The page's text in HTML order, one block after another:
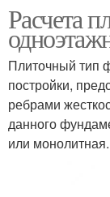
Расчета
Плиточный тип
постройки,
ребрами
данного
или монолитная.